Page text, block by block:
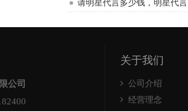
请明星代言多少钱，明星代
公司
关于我们
公司介绍
经营理念